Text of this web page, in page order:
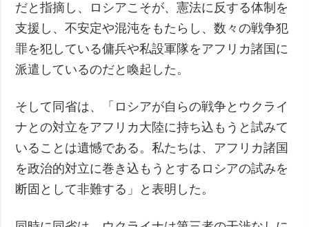
だと指摘し、ロシアこそが、憲法に反する体制を
支援し、不安定や混沌をもたらし、数々の戦争犯
罪を犯している傭兵や私設軍隊をアフリカ諸国に
派遣しているのだと喚起した。
そして同省は、「ロシアが自らの戦争とウクライ
ナとの対立をアフリカ大陸に持ち込もうと試みて
いることは遺憾である。私たちは、アフリカ諸国
を政治的対立に巻き込もうとするロシアの試みを
断固として非難する」と表明した。